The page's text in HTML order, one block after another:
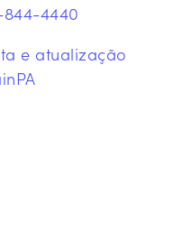
4440
e atualização